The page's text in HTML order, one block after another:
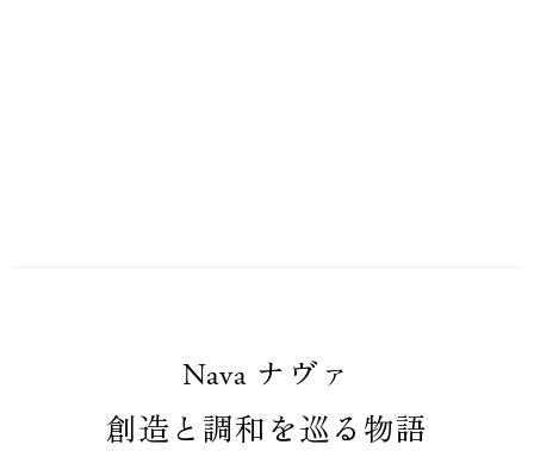
Nava ナヴァ
創造と調和を巡る物語